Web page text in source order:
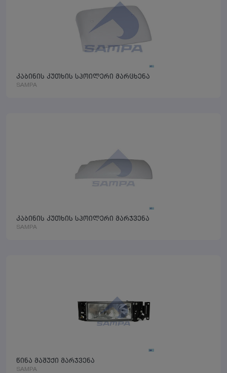
კაბინის კუთხის სპოილერი მარცხენა
SAMPA
კაბინის კუთხის სპოილერი მარჯვენა
SAMPA
წინა მაშუქი მარჯვენა
SAMPA